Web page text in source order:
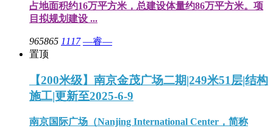
占地面积约16万平方米，总建设体量约86万平方米。项
目拟规划建设 ...
965865 1117 —睿—
置顶
【200米级】南京金茂广场二期|249米51层|结构
施工|更新至2025-6-9
南京国际广场（Nanjing International Center，简称